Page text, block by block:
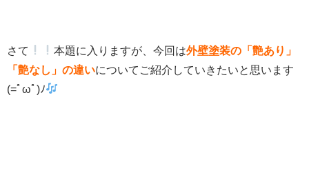
さて 本題に入りますが、今回は外壁塗装の「艶あり」
「艶なし」の違いについてご紹介していきたいと思います
(=ﾟωﾟ)ﾉ